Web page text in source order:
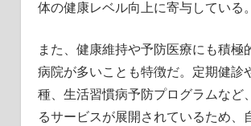
体の健康レベル向上に寄与している。
また、健康維持や予防医療にも積極
病院が多いことも特徴だ。定期健診
種、生活習慣病予防プログラムなど
るサービスが展開されているため、